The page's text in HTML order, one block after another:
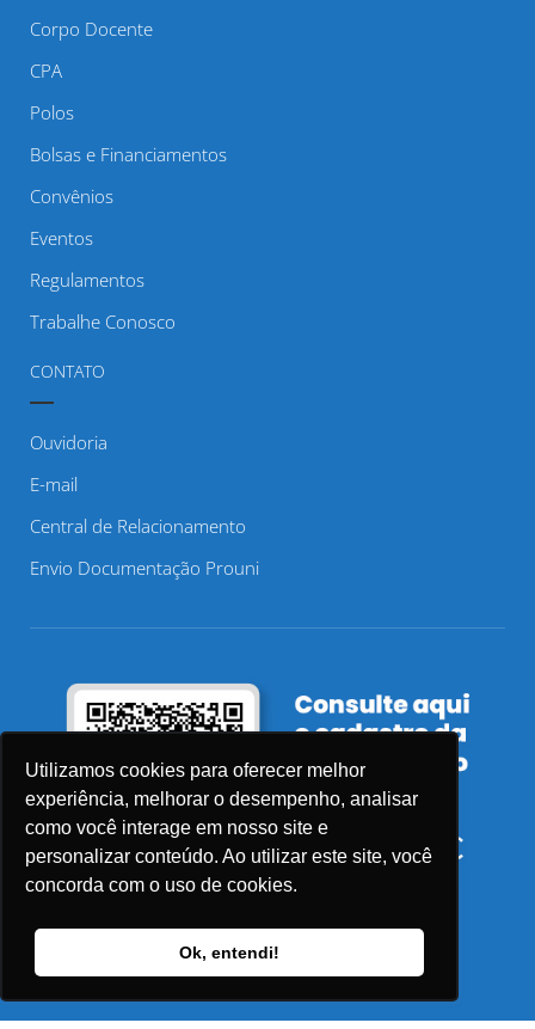
Utilizamos cookies para oferecer melhor
experiência, melhorar o desempenho, analisar
como você interage em nosso site e
personalizar conteúdo. Ao utilizar este site, você
concorda com o uso de cookies.
Ok, entendi!
Corpo Docente
CPA
Polos
Bolsas e Financiamentos
Convênios
Eventos
Regulamentos
Trabalhe Conosco
CONTATO
Ouvidoria
E-mail
Central de Relacionamento
Envio Documentação Prouni